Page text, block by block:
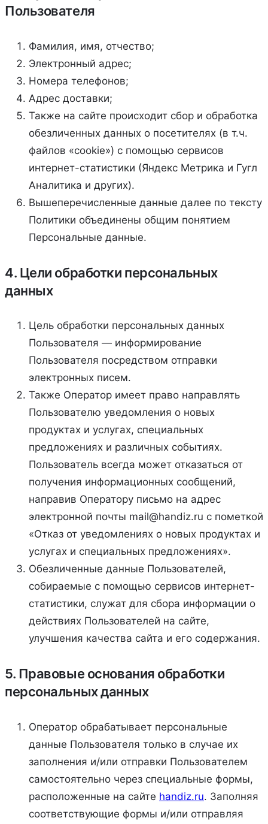
Пользователя
Фамилия, имя, отчество;
Электронный адрес;
Номера телефонов;
Адрес доставки;
Также на сайте происходит сбор и обработка
обезличенных данных о посетителях (в т.ч.
файлов «cookie») с помощью сервисов
интернет-статистики (Яндекс Метрика и Гугл
Аналитика и других).
Вышеперечисленные данные далее по тексту
Политики объединены общим понятием
Персональные данные.
4. Цели обработки персональных
данных
Цель обработки персональных данных
Пользователя — информирование
Пользователя посредством отправки
электронных писем.
Также Оператор имеет право направлять
Пользователю уведомления о новых
продуктах и услугах, специальных
предложениях и различных событиях.
Пользователь всегда может отказаться от
получения информационных сообщений,
направив Оператору письмо на адрес
электронной почты mail@handiz.ru с пометкой
«Отказ от уведомлениях о новых продуктах и
услугах и специальных предложениях».
Обезличенные данные Пользователей,
собираемые с помощью сервисов интернет-
статистики, служат для сбора информации о
действиях Пользователей на сайте,
улучшения качества сайта и его содержания.
5. Правовые основания обработки
персональных данных
Оператор обрабатывает персональные
данные Пользователя только в случае их
заполнения и/или отправки Пользователем
самостоятельно через специальные формы,
расположенные на сайте handiz.ru. Заполняя
соответствующие формы и/или отправляя